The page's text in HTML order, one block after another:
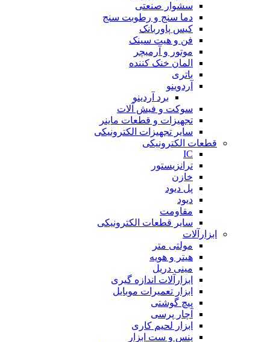
سشوار صنعتی
دما سنج و رطوبت سنج
کیس پاوربانک
فن و هیت سینک
موتور و آرمیچر
المان خنک کننده
باتری
آردوینو
برد آردینو
سوکت و فیش آلات
تجهیزات و قطعات ماینر
سایر تجهیزات الکترونیکی
قطعات الکترونیکی
IC
ترانزیستور
خازن
پل دیود
دیود
مقاومت
سایر قطعات الکترونیکی
ابزارآلات
مولتی متر
هیتر و هویه
مینی دریل
ابزارآلات اندازه گیری
ابزار تعمیرات موبایل
پیچ گوشتی
آچار پرسی
ابزار لحیم کاری
پنس و ست ابزار